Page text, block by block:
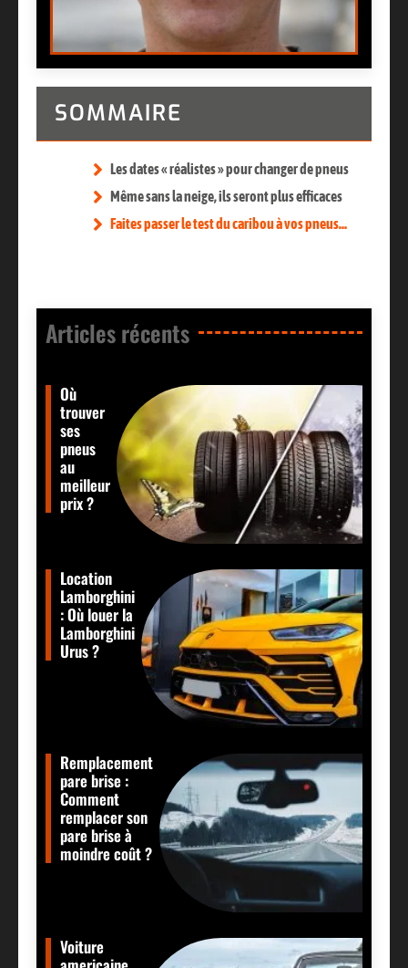
SOMMAIRE
Les dates « réalistes » pour changer de pneus
Même sans la neige, ils seront plus efficaces
Faites passer le test du caribou à vos pneus…
Articles récents​
Où
trouver
ses
pneus
au
meilleur
prix ?
Location
Lamborghini
: Où louer la
Lamborghini
Urus ?
Remplacement
pare brise :
Comment
remplacer son
pare brise à
moindre coût ?
Voiture